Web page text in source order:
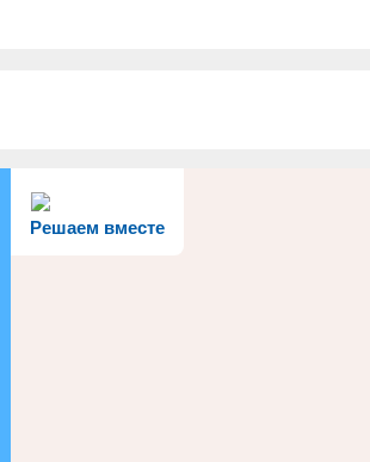
Решаем вместе